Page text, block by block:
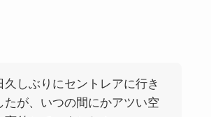
久しぶりにセントレアに行き
たが、いつの間にかアツい空